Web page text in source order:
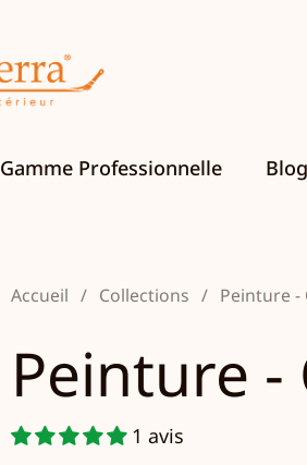
Gamme Professionnelle Blog
Accueil / Collections / Peinture -
Peinture
1 avis